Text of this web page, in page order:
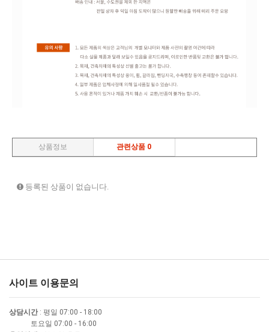
상품정보 관련상품 0
등록된 상품이 없습니다.
사이트 이용문의
상담시간 : 평일 07:00 - 18:00
토요일 07:00 - 16:00